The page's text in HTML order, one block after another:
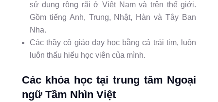
sử dụng rộng rãi ở Việt Nam và trên thế giới.
Gồm tiếng Anh, Trung, Nhật, Hàn và Tây Ban
Nha.
Các thầy cô giáo dạy học bằng cả trái tim, luôn
luôn thấu hiểu học viên của mình.
Các khóa học tại trung tâm Ngoại
ngữ Tầm Nhìn Việt